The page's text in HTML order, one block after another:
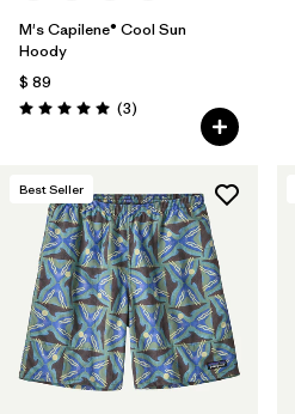
M's Capilene® Cool Sun
Hoody
$ 89
Valoración: 5.0 / 5
(3Comentarios
)
Best Seller